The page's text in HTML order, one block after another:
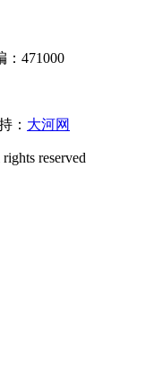
：471000
： 大河网
reserved